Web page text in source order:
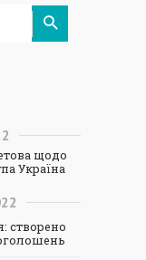
щодо
Україна
створено